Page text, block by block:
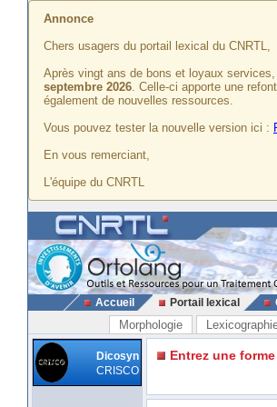
Annonce
Chers usagers du portail lexical du CNRTL,
Après vingt ans de bons et loyaux
septembre 2026. Celle-ci apporte une
également de nouvelles ressources.
Vous pouvez tester la nouvelle version ici :
En vous remerciant,
L'équipe du CNRTL
Accueil Portail lexical
Morphologie
Dicosyn
CRISCO
Entrez une forme